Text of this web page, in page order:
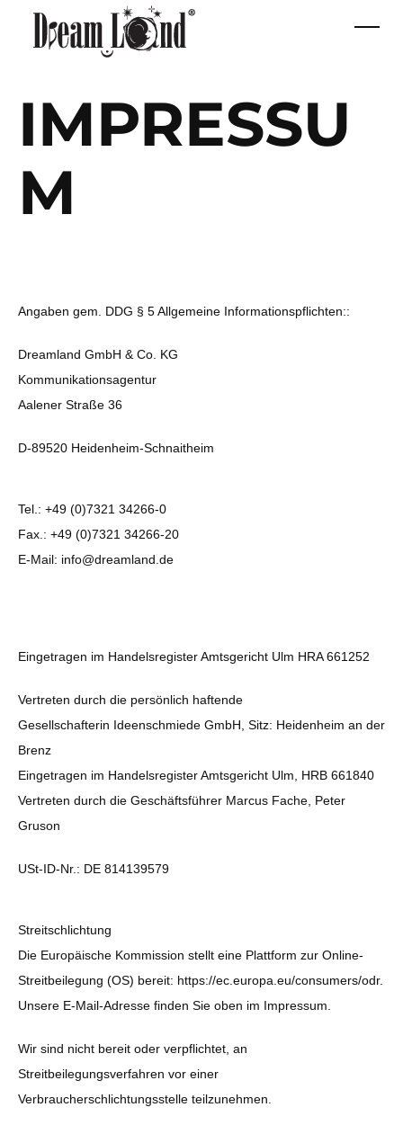
IMPRESSU
M
Angaben gem. DDG § 5 Allgemeine Informationspflichten::
Dreamland GmbH & Co. KG
Kommunikationsagentur
Aalener Straße 36
D-89520 Heidenheim-Schnaitheim
Tel.: +49 (0)7321 34266-0
Fax.: +49 (0)7321 34266-20
E-Mail: info@dreamland.de
Eingetragen im Handelsregister Amtsgericht Ulm HRA 661252
Vertreten durch die persönlich haftende
Gesellschafterin Ideenschmiede GmbH, Sitz: Heidenheim an der
Brenz
Eingetragen im Handelsregister Amtsgericht Ulm, HRB 661840
Vertreten durch die Geschäftsführer Marcus Fache, Peter
Gruson
USt-ID-Nr.: DE 814139579
Streitschlichtung
Die Europäische Kommission stellt eine Plattform zur Online-
Streitbeilegung (OS) bereit: https://ec.europa.eu/consumers/odr.
Unsere E-Mail-Adresse finden Sie oben im Impressum.
Wir sind nicht bereit oder verpflichtet, an
Streitbeilegungsverfahren vor einer
Verbraucherschlichtungsstelle teilzunehmen.